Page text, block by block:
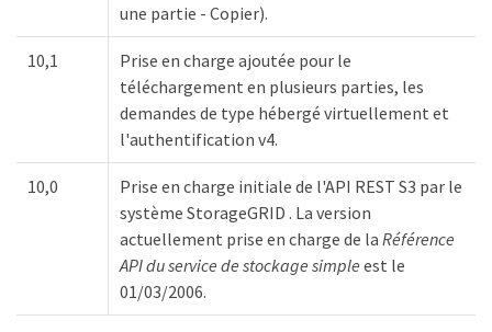
une partie - Copier).
10,1
Prise en charge ajoutée pour le
téléchargement en plusieurs parties, les
demandes de type hébergé virtuellement et
l'authentification v4.
10,0
Prise en charge initiale de l'API REST S3 par le
système StorageGRID . La version
actuellement prise en charge de la Référence
API du service de stockage simple est le
01/03/2006.